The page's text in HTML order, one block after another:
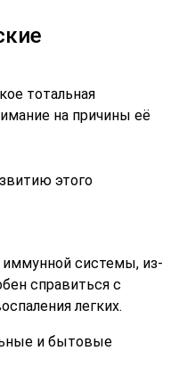
тотальная
на причины её
этого
иммунной системы, из-
справиться с
легких.
и бытовые